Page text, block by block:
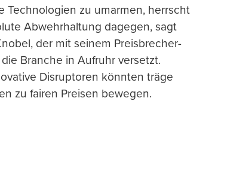
Technologien zu umarmen, herrscht
Abwehrhaltung dagegen, sagt
der mit seinem Preisbrecher-
Branche in Aufruhr versetzt.
Disruptoren könnten träge
zu fairen Preisen bewegen.